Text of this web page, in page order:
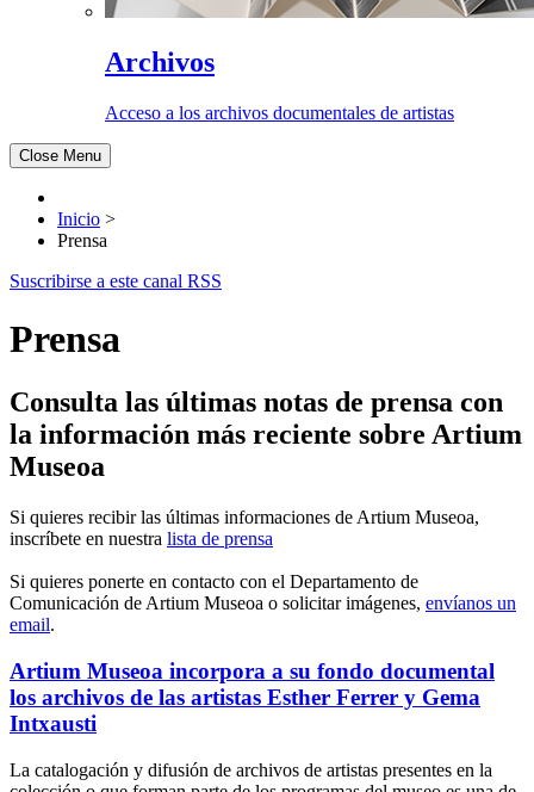
Archivos
Acceso a los archivos documentales de artistas
Close Menu
Inicio >
Prensa
Suscribirse a este canal RSS
Prensa
Consulta las últimas notas de prensa con
la información más reciente sobre Artium
Museoa
Si quieres recibir las últimas informaciones de Artium Museoa,
inscríbete en nuestra lista de prensa
Si quieres ponerte en contacto con el Departamento de
Comunicación de Artium Museoa o solicitar imágenes, envíanos un
email.
Artium Museoa incorpora a su fondo documental
los archivos de las artistas Esther Ferrer y Gema
Intxausti
La catalogación y difusión de archivos de artistas presentes en la